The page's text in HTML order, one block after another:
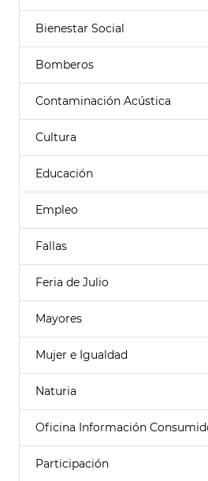
Bienestar Social
Bomberos
Contaminación Acústica
Cultura
Educación
Empleo
Fallas
Feria de Julio
Mayores
Mujer e Igualdad
Naturia
Oficina Información
Participación